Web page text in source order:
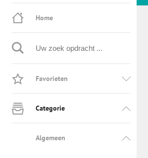
Home
Favorieten
Categorie
Algemeen